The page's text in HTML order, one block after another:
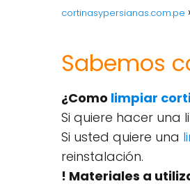
cortinasypersianas.com.pe
Sabemos
¿Como limpiar
Si quiere hacer
Si usted quiere una
reinstalación.
! Materiales a